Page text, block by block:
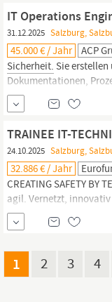
reibungslosenIT
IT Operations
31.12.2025 Salzburg,
45.000 € / Jahr ACP
Sicherheit. Sie
Dokumentationen,
Sie begeistern sich für
proaktiv und bringen
technische Probleme
TRAINEE IT-
24.10.2025 Salzburg,
32.886 € / Jahr
CREATING SAFETY BY
agil. Vernetzt,
international. Mit
schaffen wir
Sicherheit.
Kundenportfolio.
1 2 3 4